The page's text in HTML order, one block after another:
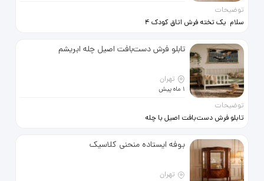
توضیحات
سلام یک تخته فرش اتاق کودک 4
کارکرده ولی سالم و تمیز . شستشو
شده تمیز
تابلو فرش دست‌بافت اصیل چله ابریشم
تهران
1 ماه پیش
توضیحات
تابلو فرش دست‌بافت اصیل با چله
تمیز (حدود 50 تا 60 رج). طرحی خاص
و نوستالژیک، مناسب دکوراسیون منزل
و اتاق کودک. کاملاً سالم و آماده
واگذاری به خریدار واقعی. نو .
بوفه ایستاده منحنی کلاسیک
تهران